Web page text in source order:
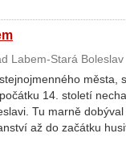
Labem-Stará Boleslav
města,
14. století
Tu marně
až do začátku